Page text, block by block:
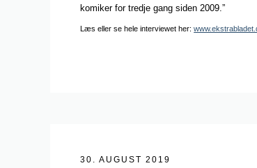
komiker for tredje gang siden 2009.”
Læs eller se hele interviewet her:
30. AUGUST 2019